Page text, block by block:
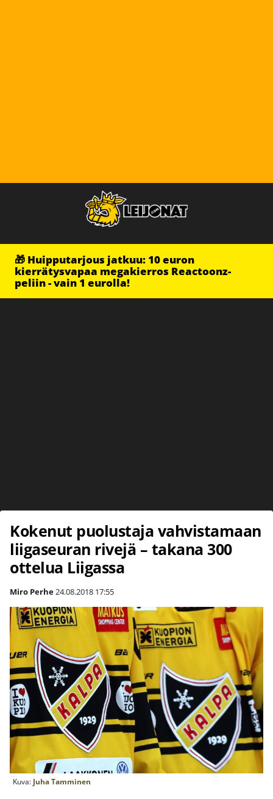
🎁 Huipputarjous jatkuu: 10 euron
kierrätysvapaa megakierros Reactoonz-
peliin - vain 1 eurolla!
Kokenut puolustaja vahvistamaan
liigaseuran rivejä – takana 300
ottelua Liigassa
Miro Perhe24.08.2018 17:55
Kuva: Juha Tamminen